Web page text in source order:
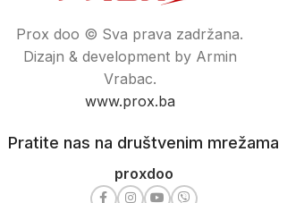
Prox doo © Sva prava zadržana.
Dizajn & development by Armin
Vrabac.
www.prox.ba
Pratite nas na društvenim mrežama
proxdoo